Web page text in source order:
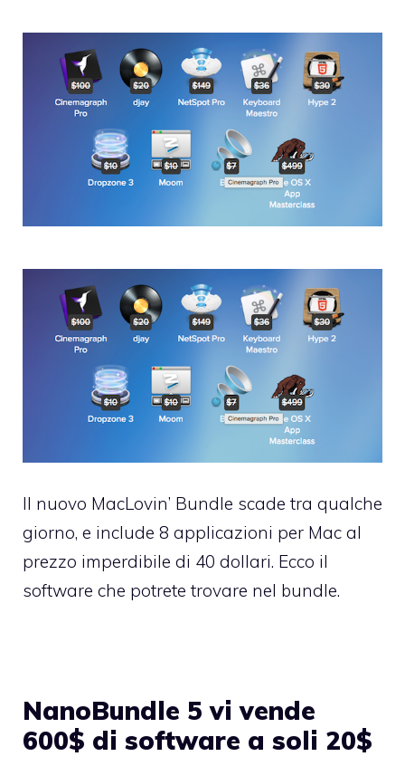
Il nuovo MacLovin’ Bundle scade tra qualche
giorno, e include 8 applicazioni per Mac al
prezzo imperdibile di 40 dollari. Ecco il
software che potrete trovare nel bundle.
NanoBundle 5 vi vende
600$ di software a soli 20$